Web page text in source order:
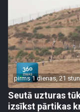
pirms 1 dienas, 21
Seutā uzturas
izsīkst pārtikas